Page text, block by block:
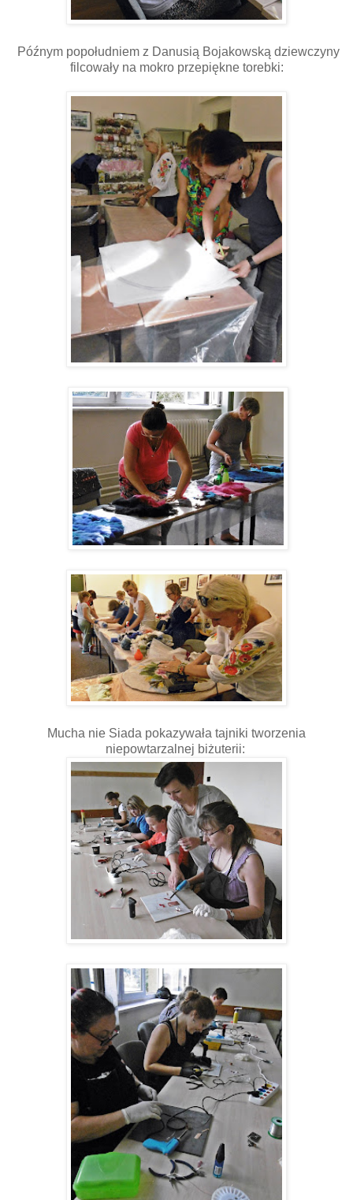
Późnym popołudniem z Danusią Bojakowską dziewczyny
filcowały na mokro przepiękne torebki:
Mucha nie Siada pokazywała tajniki tworzenia
niepowtarzalnej biżuterii: